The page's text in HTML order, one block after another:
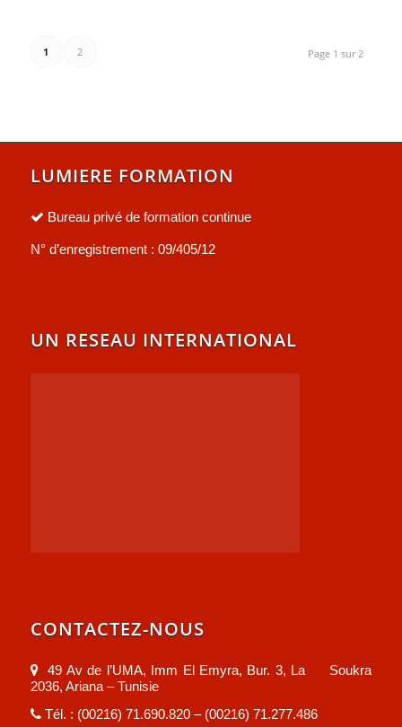
Page 1 sur 2
1 2
LUMIERE FORMATION
Bureau privé de formation continue
N° d’enregistrement : 09/405/12
UN RESEAU INTERNATIONAL
CONTACTEZ-NOUS
49 Av de l’UMA, Imm El Emyra, Bur. 3, La Soukra
2036, Ariana – Tunisie
Tél. : (00216) 71.690.820 – (00216) 71.277.486